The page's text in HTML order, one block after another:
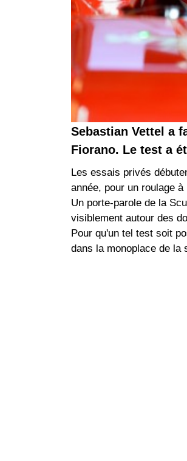
Sebastian Vettel a
Fiorano. Le test a
Les essais privés
année, pour un roulage
Un porte-parole de la
visiblement autour des
Pour qu'un tel test soit
dans la monoplace de la